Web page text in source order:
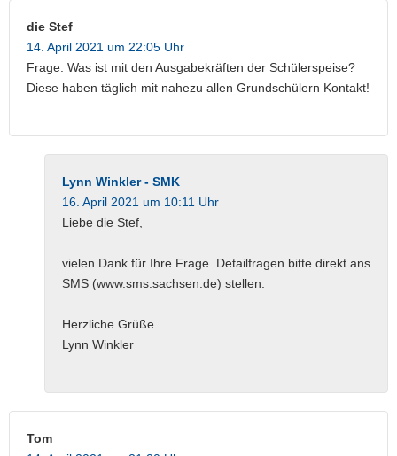
die Stef
14. April 2021 um 22:05 Uhr
Frage: Was ist mit den Ausgabekräften der Schülerspeise?
Diese haben täglich mit nahezu allen Grundschülern Kontakt!
Lynn Winkler - SMK
16. April 2021 um 10:11 Uhr
Liebe die Stef,
vielen Dank für Ihre Frage. Detailfragen bitte direkt ans
SMS (www.sms.sachsen.de) stellen.
Herzliche Grüße
Lynn Winkler
Tom